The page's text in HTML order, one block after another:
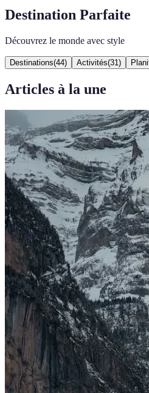
Destination Parfaite
Découvrez le monde avec style
Destinations(44) Activités(31 )
Articles à la une